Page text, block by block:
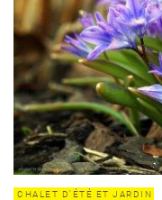
CHALET D'ÉTÉ ET JARDIN